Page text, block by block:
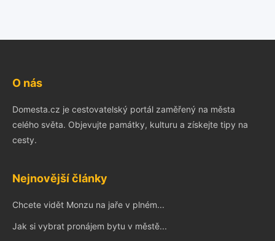
O nás
Domesta.cz je cestovatelský portál zaměřený na města
celého světa. Objevujte památky, kulturu a získejte tipy na
cesty.
Nejnovější články
Chcete vidět Monzu na jaře v plném...
Jak si vybrat pronájem bytu v městě...